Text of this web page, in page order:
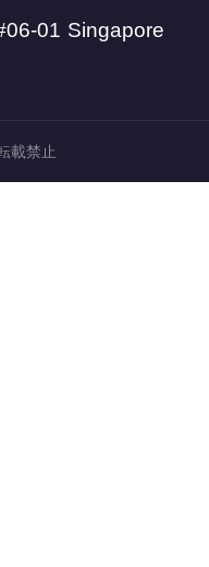
01 Singapore
載禁止